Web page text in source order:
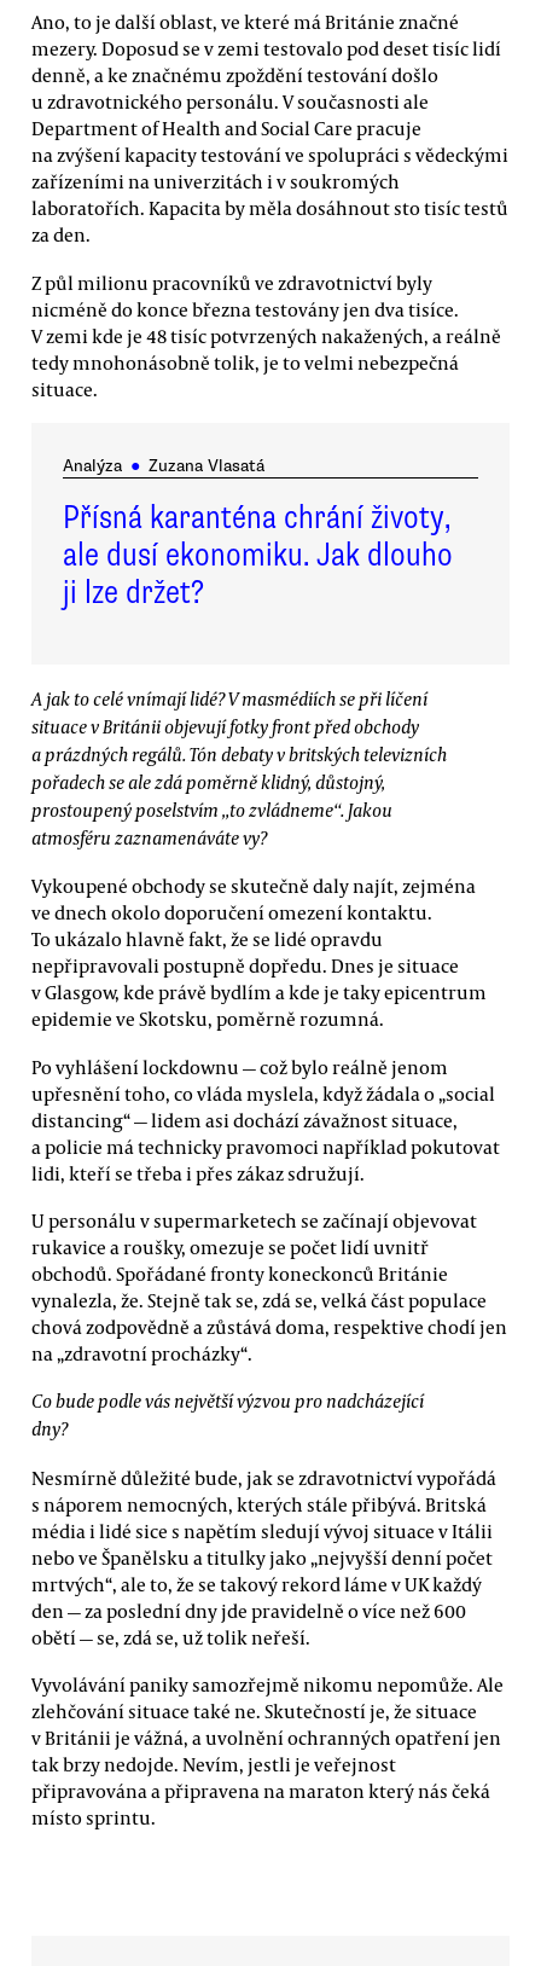
Ano, to je další oblast, ve které má Británie značné
mezery. Doposud se v zemi testovalo pod deset tisíc lidí
denně, a ke značnému zpoždění testování došlo
u zdravotnického personálu. V současnosti ale
Department of Health and Social Care pracuje
na zvýšení kapacity testování ve spolupráci s vědeckými
zařízeními na univerzitách i v soukromých
laboratořích. Kapacita by měla dosáhnout sto tisíc testů
za den.
Z půl milionu pracovníků ve zdravotnictví byly
nicméně do konce března testovány jen dva tisíce.
V zemi kde je 48 tisíc potvrzených nakažených, a reálně
tedy mnohonásobně tolik, je to velmi nebezpečná
situace.
Analýza ● Zuzana Vlasatá
Přísná karanténa chrání životy,
ale dusí ekonomiku. Jak dlouho
ji lze držet?
A jak to celé vnímají lidé? V masmédiích se při líčení
situace v Británii objevují fotky front před obchody
a prázdných regálů. Tón debaty v britských televizních
pořadech se ale zdá poměrně klidný, důstojný,
prostoupený poselstvím „to zvládneme“. Jakou
atmosféru zaznamenáváte vy?
Vykoupené obchody se skutečně daly najít, zejména
ve dnech okolo doporučení omezení kontaktu.
To ukázalo hlavně fakt, že se lidé opravdu
nepřipravovali postupně dopředu. Dnes je situace
v Glasgow, kde právě bydlím a kde je taky epicentrum
epidemie ve Skotsku, poměrně rozumná.
Po vyhlášení lockdownu — což bylo reálně jenom
upřesnění toho, co vláda myslela, když žádala o „social
distancing“ — lidem asi dochází závažnost situace,
a policie má technicky pravomoci například pokutovat
lidi, kteří se třeba i přes zákaz sdružují.
U personálu v supermarketech se začínají objevovat
rukavice a roušky, omezuje se počet lidí uvnitř
obchodů. Spořádané fronty koneckonců Británie
vynalezla, že. Stejně tak se, zdá se, velká část populace
chová zodpovědně a zůstává doma, respektive chodí jen
na „zdravotní procházky“.
Co bude podle vás největší výzvou pro nadcházející
dny?
Nesmírně důležité bude, jak se zdravotnictví vypořádá
s náporem nemocných, kterých stále přibývá. Britská
média i lidé sice s napětím sledují vývoj situace v Itálii
nebo ve Španělsku a titulky jako „nejvyšší denní počet
mrtvých“, ale to, že se takový rekord láme v UK každý
den — za poslední dny jde pravidelně o více než 600
obětí — se, zdá se, už tolik neřeší.
Vyvolávání paniky samozřejmě nikomu nepomůže. Ale
zlehčování situace také ne. Skutečností je, že situace
v Británii je vážná, a uvolnění ochranných opatření jen
tak brzy nedojde. Nevím, jestli je veřejnost
připravována a připravena na maraton který nás čeká
místo sprintu.